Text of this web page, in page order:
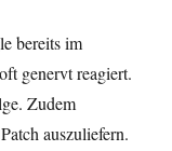
bereits im
genervt reagiert.
Zudem
auszuliefern.